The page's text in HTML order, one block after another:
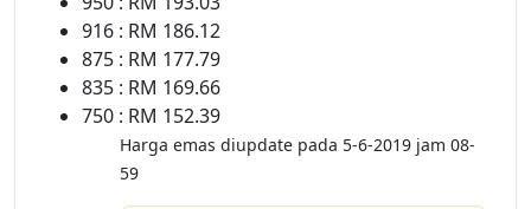
916 : RM 186.12
875 : RM 177.79
835 : RM 169.66
750 : RM 152.39
Harga emas diupdate pada 5-6-2019 jam 08-
59